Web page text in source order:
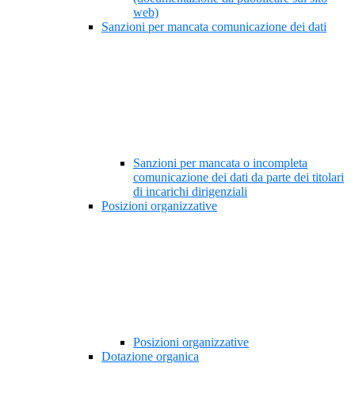
web)
Sanzioni per mancata comunicazione dei dati
Sanzioni per mancata o incompleta
comunicazione dei dati da parte dei titolari
di incarichi dirigenziali
Posizioni organizzative
Posizioni organizzative
Dotazione organica